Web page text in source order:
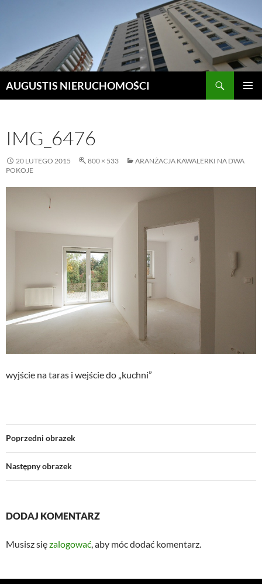
AUGUSTIS NIERUCHOMOŚCI
IMG_6476
20 LUTEGO 2015 800 × 533
ARANŻACJA KAWALERKI NA DWA
POKOJE
wyjście na taras i wejście do „kuchni”
Poprzedni obrazek
Następny obrazek
DODAJ KOMENTARZ
Musisz sięzalogować, aby móc dodać komentarz.